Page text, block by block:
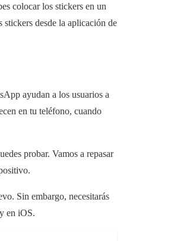
colocar los stickers en un
stickers desde la aplicación de
ayudan a los usuarios a
en tu teléfono, cuando
probar. Vamos a repasar
Sin embargo, necesitarás
en iOS.